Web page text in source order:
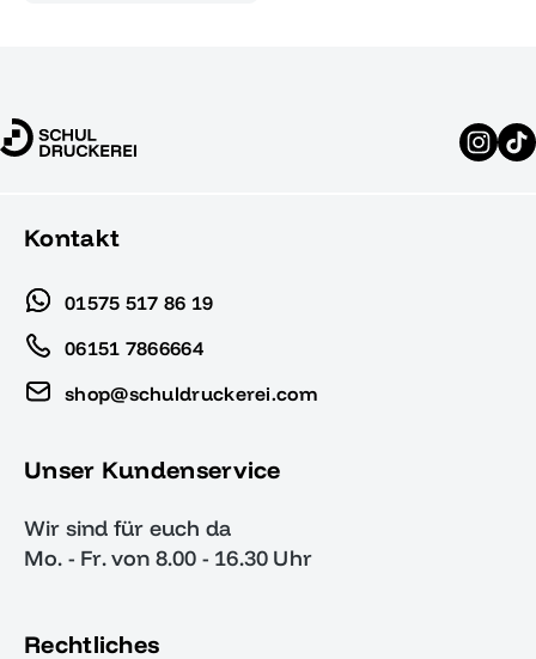
Kontakt
01575 517 86 19
06151 7866664
shop@schuldruckerei.com
Unser Kundenservice
Wir sind für euch da
Mo. - Fr. von 8.00 - 16.30 Uhr
Rechtliches